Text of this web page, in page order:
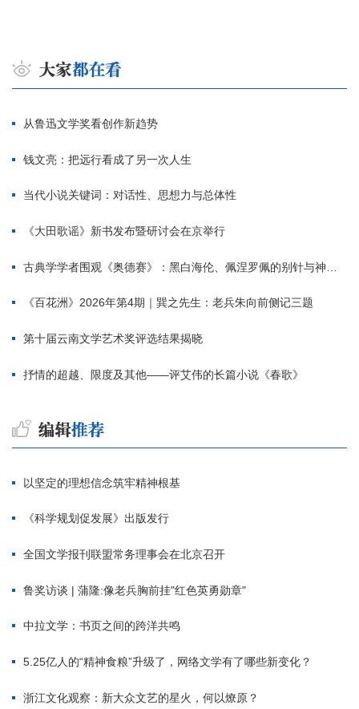
从鲁迅文学奖看创作新趋势
钱文亮：把远行看成了另一次人生
当代小说关键词：对话性、思想力与总体性
《大田歌谣》新书发布暨研讨会在京举行
古典学学者围观《奥德赛》：黑白海伦、佩涅罗佩的别针与神秘入侵者
《百花洲》2026年第4期｜巽之先生：老兵朱向前侧记三题
第十届云南文学艺术奖评选结果揭晓
抒情的超越、限度及其他——评艾伟的长篇小说《春歌》
以坚定的理想信念筑牢精神根基
《科学规划促发展》出版发行
全国文学报刊联盟常务理事会在北京召开
鲁奖访谈 | 蒲隆:像老兵胸前挂"红色英勇勋章"
中拉文学：书页之间的跨洋共鸣
5.25亿人的“精神食粮”升级了，网络文学有了哪些新变化？
浙江文化观察：新大众文艺的星火，何以燎原？